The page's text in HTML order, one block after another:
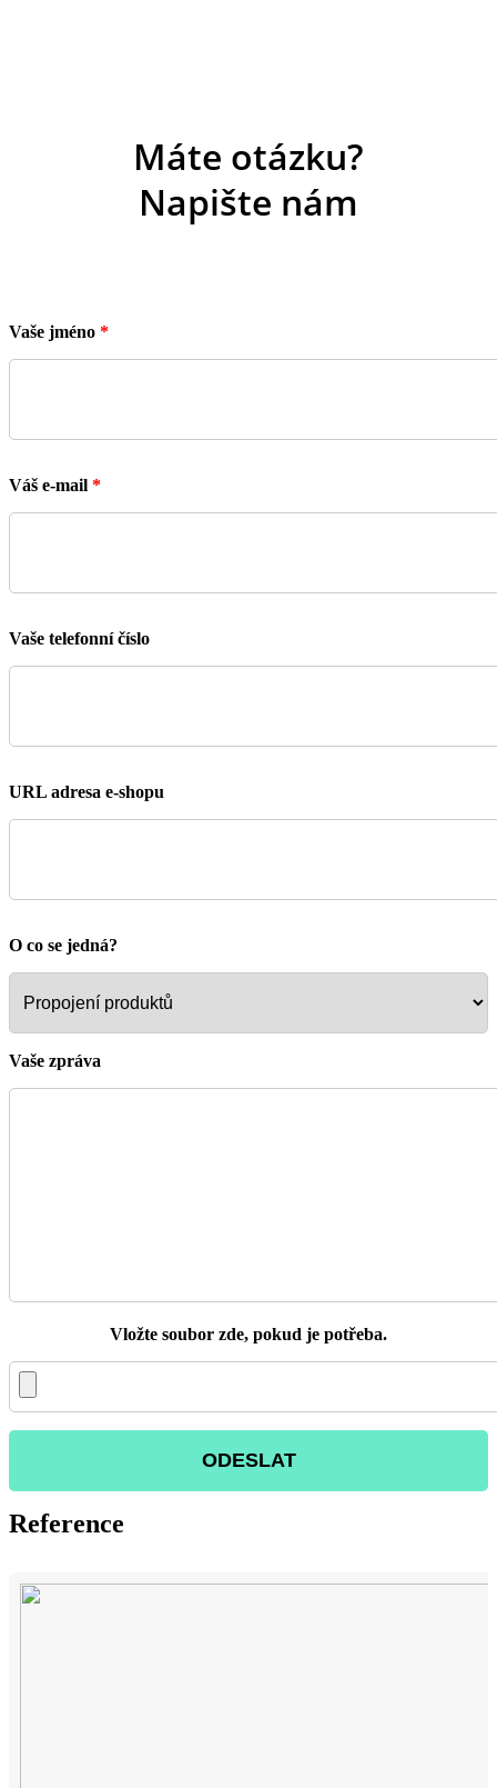
Máte otázku?
Napište nám
Vaše jméno *
Váš e-mail *
Vaše telefonní číslo
URL adresa e-shopu
O co se jedná?
Vaše zpráva
Vložte soubor zde, pokud je potřeba.
Reference